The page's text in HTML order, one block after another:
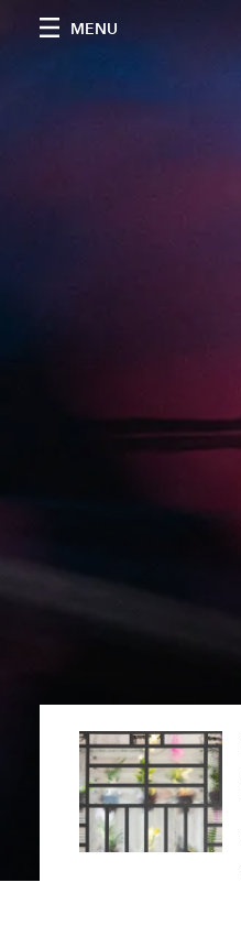
MENU